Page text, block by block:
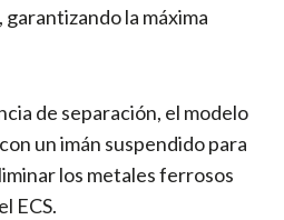
la máxima
de separación, el modelo
un imán suspendido para
los metales ferrosos
ECS.